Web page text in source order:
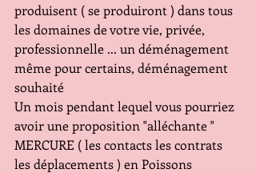
produisent ( se produiront ) dans tous
les domaines de votre vie, privée,
professionnelle ... un déménagement
même pour certains, déménagement
souhaité
Un mois pendant lequel vous pourriez
avoir une proposition "alléchante "
MERCURE ( les contacts les contrats
les déplacements ) en Poissons